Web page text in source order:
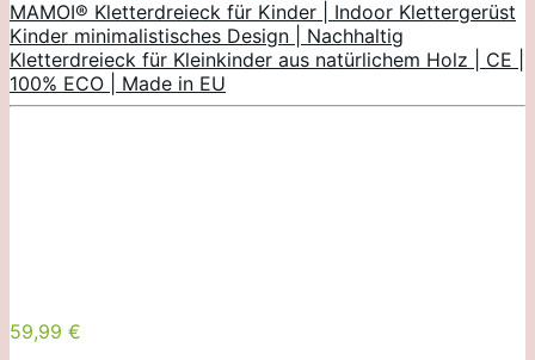
MAMOI® Kletterdreieck für Kinder | Indoor Klettergerüst
Kinder minimalistisches Design | Nachhaltig
Kletterdreieck für Kleinkinder aus natürlichem Holz | CE |
100% ECO | Made in EU
59,99 €